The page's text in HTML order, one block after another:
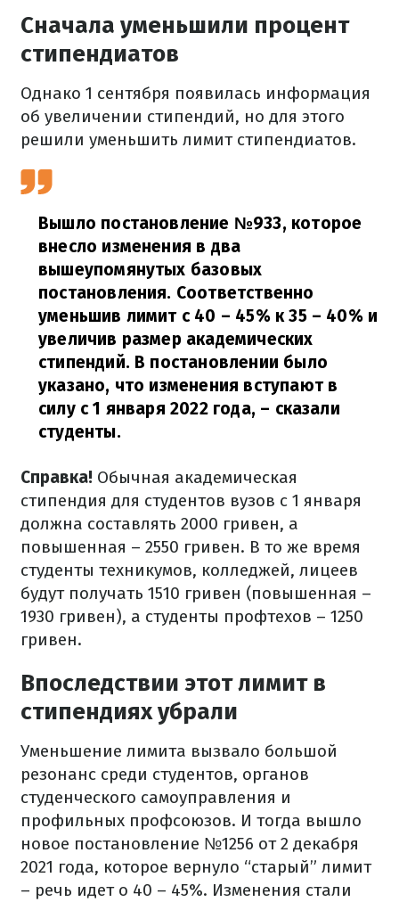
Сначала уменьшили процент
стипендиатов
Однако 1 сентября появилась информация
об увеличении стипендий, но для этого
решили уменьшить лимит стипендиатов.
Вышло постановление №933, которое
внесло изменения в два
вышеупомянутых базовых
постановления. Соответственно
уменьшив лимит с 40 – 45% к 35 – 40% и
увеличив размер академических
стипендий. В постановлении было
указано, что изменения вступают в
силу с 1 января 2022 года, – сказали
студенты.
Справка! Обычная академическая
стипендия для студентов вузов с 1 января
должна составлять 2000 гривен, а
повышенная – 2550 гривен. В то же время
студенты техникумов, колледжей, лицеев
будут получать 1510 гривен (повышенная –
1930 гривен), а студенты профтехов – 1250
гривен.
Впоследствии этот лимит в
стипендиях убрали
Уменьшение лимита вызвало большой
резонанс среди студентов, органов
студенческого самоуправления и
профильных профсоюзов. И тогда вышло
новое постановление №1256 от 2 декабря
2021 года, которое вернуло “старый” лимит
– речь идет о 40 – 45%. Изменения стали